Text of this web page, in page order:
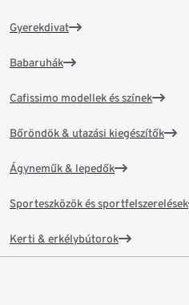
Gyerekdivat
Babaruhák
Cafissimo modellek és színek
Bőröndök & utazási kiegészítők
Ágyneműk & lepedők
Sporteszközök és sportfelszerelések
Kerti & erkélybútorok